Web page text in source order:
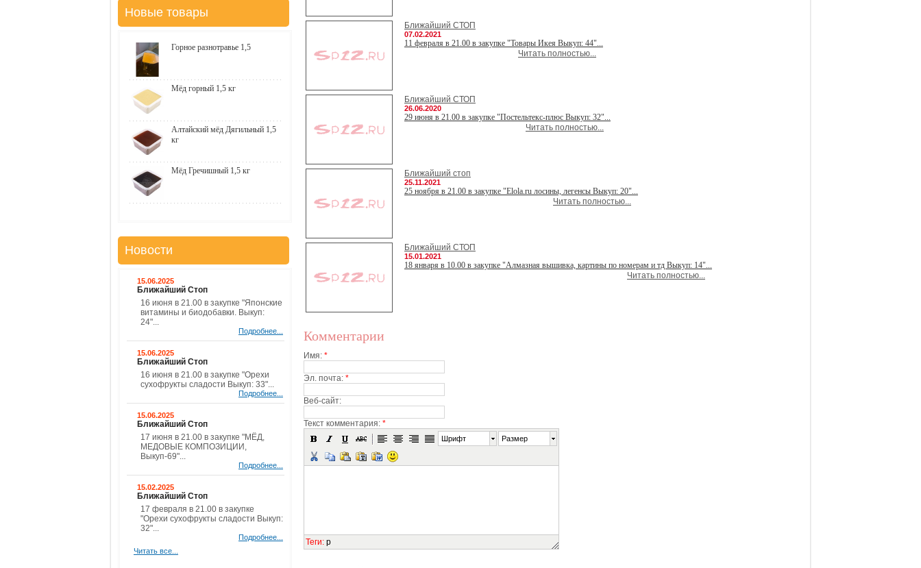
Ближайший СТОП
07.02.2021
11 февраля в 21.00 в закупке "Товары Икея Выкуп: 44"...
Читать полностью...
Ближайший СТОП
26.06.2020
29 июня в 21.00 в закупке "Постельтекс-плюс Выкуп: 32"...
Читать полностью...
Ближайший стоп
25.11.2021
25 ноября в 21.00 в закупке "Elola.ru лосины, легенсы Выкуп: 20"...
Читать полностью...
Ближайший СТОП
15.01.2021
18 января в 10.00 в закупке "Алмазная вышивка, картины по номерам и тд Выкуп: 14"...
Читать полностью...
Комментарии
Имя: *
Эл. почта: *
Веб-сайт:
Текст комментария: *
Шрифт Размер
Теги: p
Новые товары
Горное разнотравье 1,5
Мёд горный 1,5 кг
Алтайский мёд Дягильный 1,5
кг
Мёд Гречишный 1,5 кг
Новости
15.06.2025
Ближайший Стоп
16 июня в 21.00 в закупке "Японские
витамины и биодобавки. Выкуп:
24"...
Подробнее...
15.06.2025
Ближайший Стоп
16 июня в 21.00 в закупке "Орехи
сухофрукты сладости Выкуп: 33"...
Подробнее...
15.06.2025
Ближайший Стоп
17 июня в 21.00 в закупке "МЁД,
МЕДОВЫЕ КОМПОЗИЦИИ,
Выкуп-69"...
Подробнее...
15.02.2025
Ближайший Стоп
17 февраля в 21.00 в закупке
"Орехи сухофрукты сладости Выкуп:
32"...
Подробнее...
Читать все...